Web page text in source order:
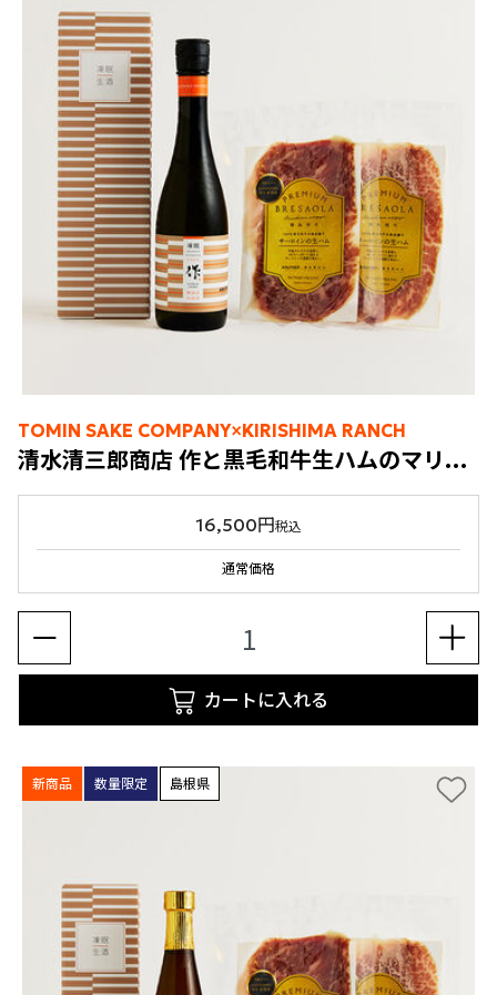
TOMIN SAKE COMPANY×KIRISHIMA RANCH
清水清三郎商店 作と黒毛和牛生ハムのマリアージュセット
16,500円税込
通常価格
カートに入れる
新商品 数量限定 島根県